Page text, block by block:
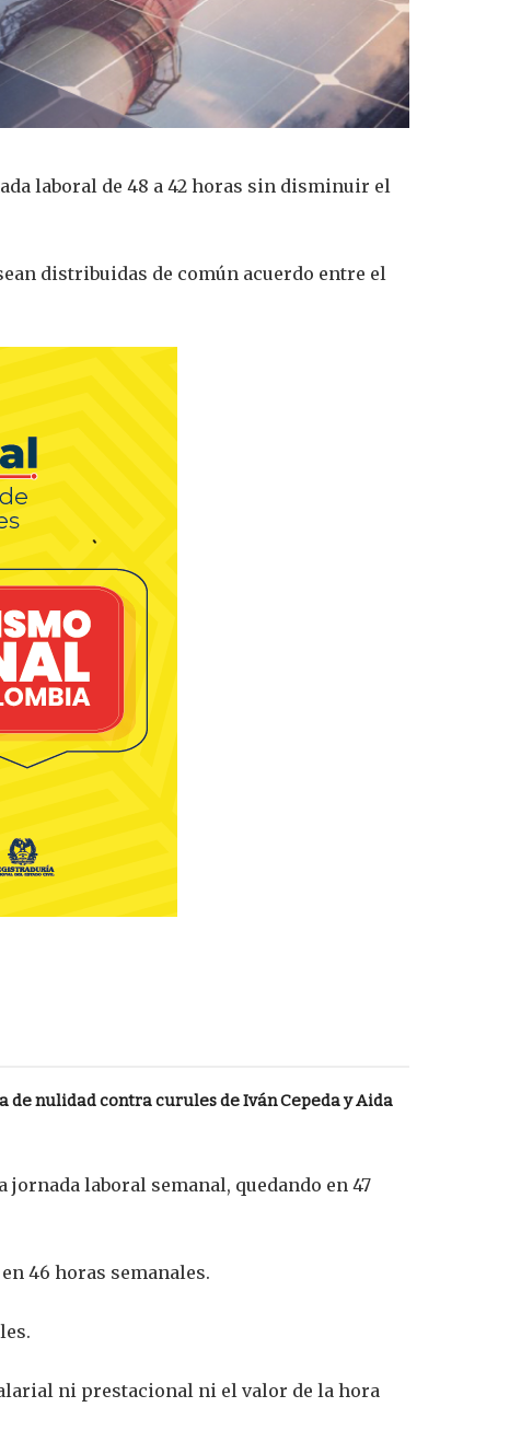
laboral de 48 a 42 horas sin disminuir el
distribuidas de común acuerdo entre el
de nulidad contra curules de Iván Cepeda y Aida
laboral semanal, quedando en 47
46 horas semanales.
ni prestacional ni el valor de la hora